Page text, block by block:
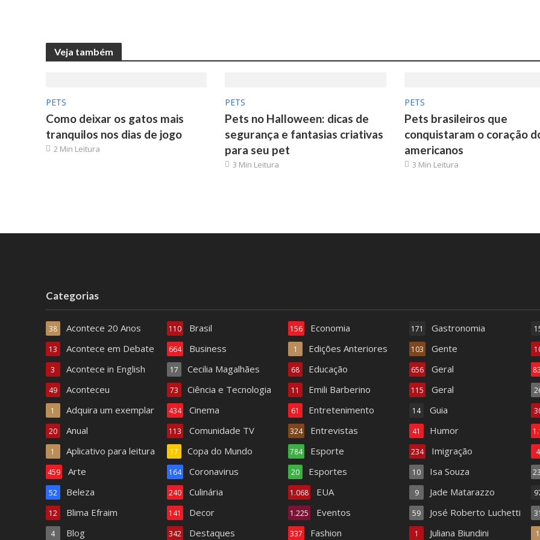
Veja também
PETS
Como deixar os gatos mais
tranquilos nos dias de jogo
2 Min Leitura
PETS
Pets no Halloween: dicas de
segurança e fantasias criativas
para seu pet
3 Min Leitura
PETS
Pets brasileiros que
conquistaram o coração
americanos
3 Min Leitura
Categorias
Acontece 20 Anos
38
Acontece em Debate
13
Acontece in English
3
Aconteceu
49
Adquira um exemplar
1
Anual
20
Aplicativo para leitura
1
Arte
459
Beleza
52
Blima Efraim
12
Blog
4
Brasil
110
Business
664
Cecilia Magalhães
17
Ciência e Tecnologia
73
Cinema
434
Comunidade TV
113
Copa do Mundo
17
Coronavirus
164
Culinária
240
Decor
141
Destaques
342
Economia
156
Edições Anteriores
1
Educação
68
Emili Barberino
11
Entretenimento
61
Entrevistas
324
Esporte
784
Esportes
20
EUA
1.068
Eventos
1.225
Fashion
337
Gastronomia
171
Gente
103
Geral
656
Geral
115
Guia
14
Humor
41
Imigração
234
Isa Souza
10
Jade Matarazzo
9
José Roberto Luchetti
59
Juliana Biundini
1
4
1